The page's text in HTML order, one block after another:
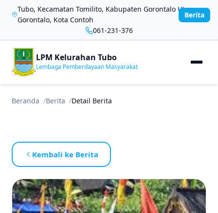
Tubo, Kecamatan Tomilito, Kabupaten Gorontalo Utara,
Gorontalo, Kota Contoh
061-231-376
LPM Kelurahan Tubo
Lembaga Pemberdayaan Masyarakat
Beranda Berita Detail Berita
Kembali ke Berita
Berita